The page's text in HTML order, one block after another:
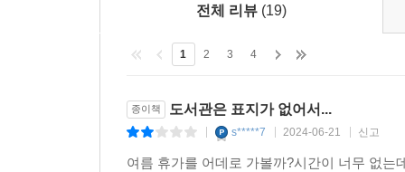
비슷하다. ‘오키나와 코코’로 부분은 자연과 함께
쉽게 이해 할 수 없었던 고갸루, 오타쿠의 행동에
〈Scene〉과 저자의 일상과 매력을 보여 줄 수 있
전체 리뷰 (19)
1 2 3 4
종이책 도서관은 표지가 없어서...
s*****7 2024-06-21 신고
여름 휴가를 어데로 가볼까?시간이 너무 없